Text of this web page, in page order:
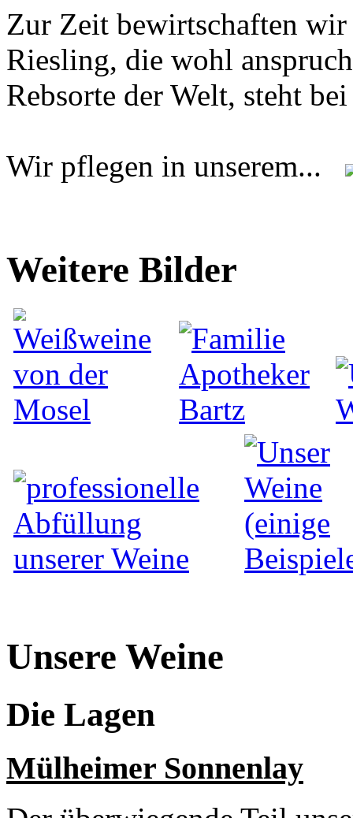
Zur Zeit bewirtschaften
Riesling, die wohl
Rebsorte der Welt, steht
Wir pflegen in unserem...
Weitere Bilder
Unsere Weine
Die Lagen
Mülheimer Sonnenlay